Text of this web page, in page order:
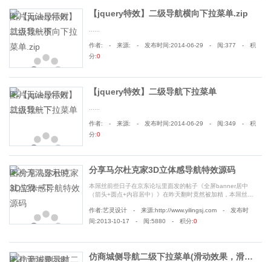
【jquery特效】二级导航横向下拉菜单.zip
作者: - 来源: - 发布时间:2014-06-29 - 阅:377 - 积
分:0
【jquery特效】二级导航下拉菜单
作者: - 来源: - 发布时间:2014-06-29 - 阅:349 - 积
分:0
分享马尔杜克家3D立体感导航特效源码
本屌丝前些日子在京东论坛里面发的帖子《全屏banner居中
（箭头+圆点+内容居中）》在昨天翻时竟然被加精，本屌丝深
酷屌炸天的3D立体感导航特效分享给大家。店铺预览地址......
作者:艺灵设计 - 来源:http://www.yilingsj.com - 发布时
间:2013-10-17 - 阅:5880 - 积分:0
仿商城侧导航二级下拉菜单(滑动效果，滑过触发)